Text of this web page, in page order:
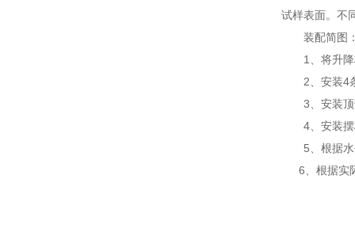
试样表面。不
装配简图
1
、将升
2 、安装4
3 、安装
4 、安装
5 、根据
6 、根据